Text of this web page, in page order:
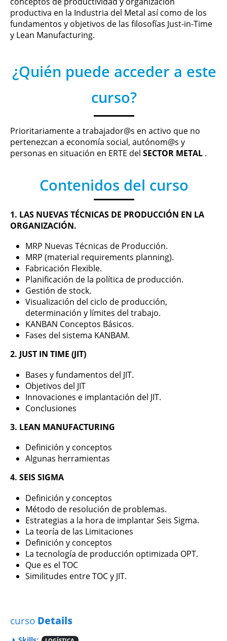
productiva en la Industria del Metal así como de los
fundamentos y objetivos de las filosofías Just-in-Time
y Lean Manufacturing.
¿Quién puede acceder a este
curso?
Prioritariamente a trabajador@s en activo que no
pertenezcan a economía social, autónom@s y
personas en situación en ERTE del SECTOR METAL .
Contenidos del curso
1. LAS NUEVAS TÉCNICAS DE PRODUCCIÓN EN LA
ORGANIZACIÓN.
MRP Nuevas Técnicas de Producción.
MRP (material requirements planning).
Fabricación Flexible.
Planificación de la política de producción.
Gestión de stock.
Visualización del ciclo de producción,
determinación y límites del trabajo.
KANBAN Conceptos Básicos.
Fases del sistema KANBAM.
2. JUST IN TIME (JIT)
Bases y fundamentos del JIT.
Objetivos del JIT
Innovaciones e implantación del JIT.
Conclusiones
3. LEAN MANUFACTURING
Definición y conceptos
Algunas herramientas
4. SEIS SIGMA
Definición y conceptos
Método de resolución de problemas.
Estrategias a la hora de implantar Seis Sigma.
La teoría de las Limitaciones
Definición y conceptos
La tecnología de producción optimizada OPT.
Que es el TOC
Similitudes entre TOC y JIT.
curso Details